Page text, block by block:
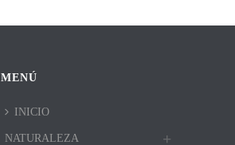
MENÚ
INICIO
NATURALEZA